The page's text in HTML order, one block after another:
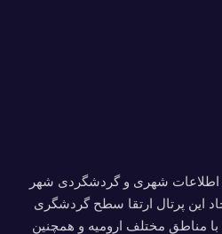
اطلاعات شهری و گردشگردی شهر
این پرتال ارتقا سطح گردشگری
با مناطق مختلف ارومیه و همچنین